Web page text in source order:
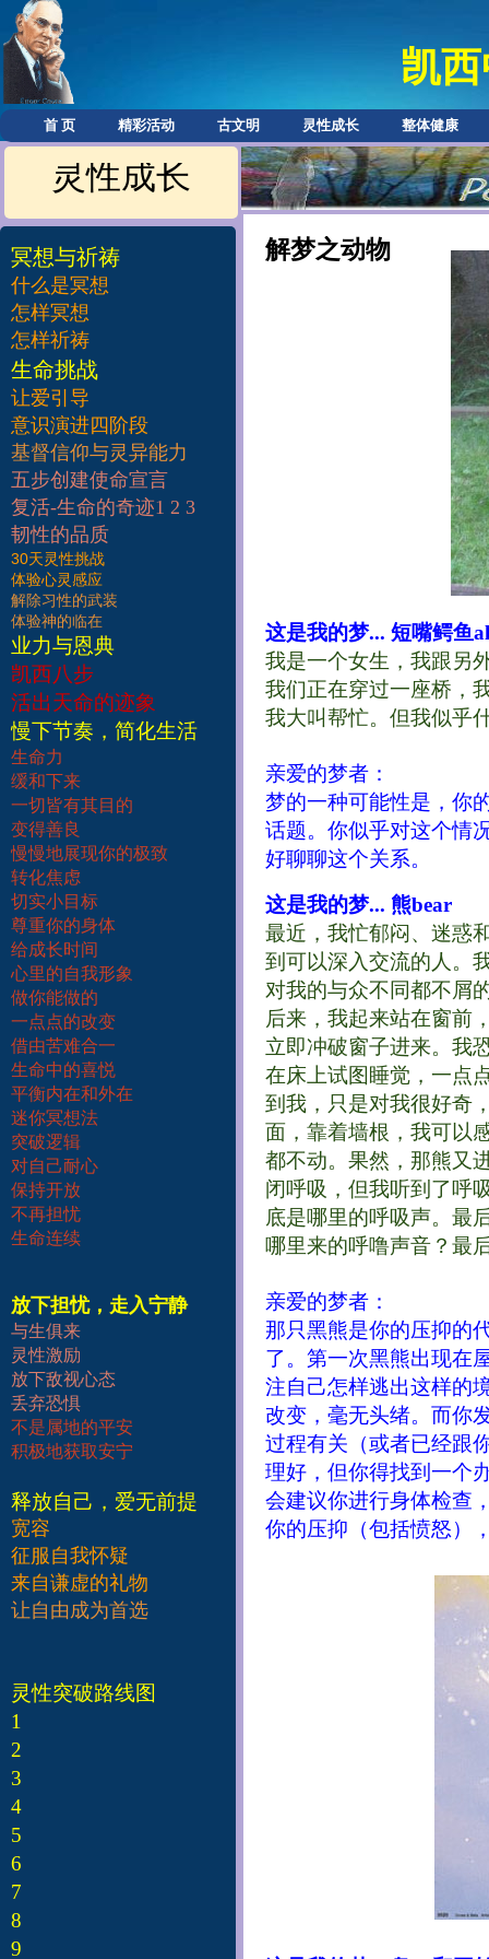
凯
首 页 精彩活动 古文明 灵性成长 整体健康
灵性成长
解梦之动物
这是我的梦... 短嘴鳄鱼
我是一个女生，我跟另
我们正在穿过一座桥，
我大叫帮忙。但我似乎
亲爱的梦者：
梦的一种可能性是，你
话题。你似乎对这个情
好聊聊这个关系。
这是我的梦... 熊bear
最近，我忙郁闷、迷惑
到可以深入交流的人。
对我的与众不同都不屑
后来，我起来站在窗前
立即冲破窗子进来。我
在床上试图睡觉，一点
到我，只是对我很好奇
面，靠着墙根，我可以
都不动。果然，那熊又
闭呼吸，但我听到了呼
底是哪里的呼吸声。最
哪里来的呼噜声音？最
亲爱的梦者：
那只黑熊是你的压抑的
了。第一次黑熊出现在
注自己怎样逃出这样的
改变，毫无头绪。而你
过程有关（或者已经跟
理好，但你得找到一个
会建议你进行身体检查
你的压抑（包括愤怒）
冥想与祈祷
什么是冥想
怎样冥想
怎样祈祷
​生命挑战
让爱引导
意识演进四阶段
基督信仰与灵异能力
五步创建使命宣言
复活-生命的奇迹1 2 3
韧性的品质
30天灵性挑战
体验心灵感应
解除习性的武装
体验神的临在
业力与恩典
凯西八步
活出天命的迹象
慢下节奏，简化生活
生命力
缓和下来
一切皆有其目的
变得善良
慢慢地展现你的极致
转化焦虑
切实小目标
尊重你的身体
给成长时间
心里的自我形象
做你能做的
一点点的改变
借由苦难合一
生命中的喜悦
平衡内在和外在
迷你冥想法
突破逻辑
对自己耐心
保持开放
不再担忧
生命连续
放下担忧，走入宁静
与生俱来
灵性激励
放下敌视心态
丢弃恐惧
不是属地的平安
积极地获取安宁
释放自己，爱无前提
宽容
征服自我怀疑
来自谦虚的礼物
让自由成为首选
灵性突破路线图
1
2
3
4
5
6
7
8
9